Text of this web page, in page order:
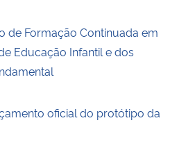
de Formação Continuada em
Educação Infantil e dos
oficial do protótipo da